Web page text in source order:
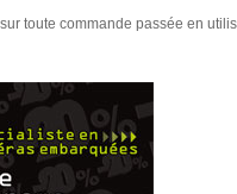
toute commande passée en